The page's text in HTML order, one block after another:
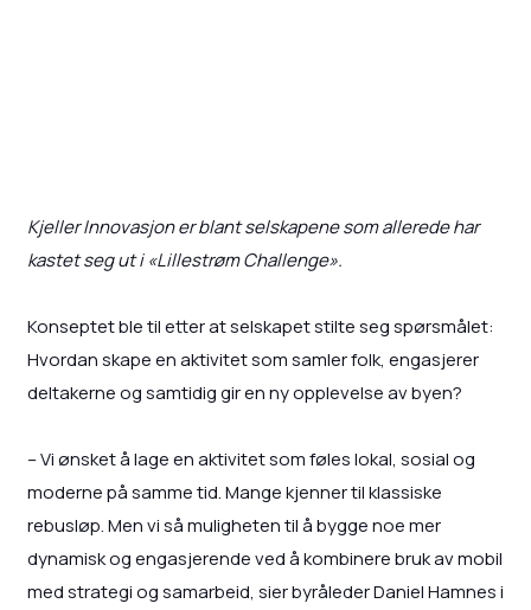
Kjeller Innovasjon er blant selskapene som allerede har
kastet seg ut i «Lillestrøm Challenge».
Konseptet ble til etter at selskapet stilte seg spørsmålet:
Hvordan skape en aktivitet som samler folk, engasjerer
deltakerne og samtidig gir en ny opplevelse av byen?
– Vi ønsket å lage en aktivitet som føles lokal, sosial og
moderne på samme tid. Mange kjenner til klassiske
rebusløp. Men vi så muligheten til å bygge noe mer
dynamisk og engasjerende ved å kombinere bruk av mobil
med strategi og samarbeid, sier byråleder Daniel Hamnes i